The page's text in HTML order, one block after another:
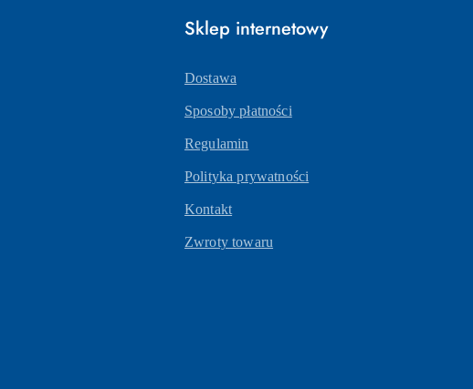
Sklep internetowy
Dostawa
Sposoby płatności
Regulamin
Polityka prywatności
Kontakt
Zwroty towaru